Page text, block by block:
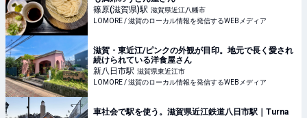
篠原(滋賀県)駅 滋賀県近江八幡市
LOMORE / 滋賀のローカル情報を発信するWEBメディア
滋賀・東近江/ピンクの外観が目印。地元で長く愛され
続けられている洋食屋さん
新八日市駅 滋賀県東近江市
LOMORE / 滋賀のローカル情報を発信するWEBメディア
車社会で駅を使う。滋賀県近江鉄道八日市駅｜Turna